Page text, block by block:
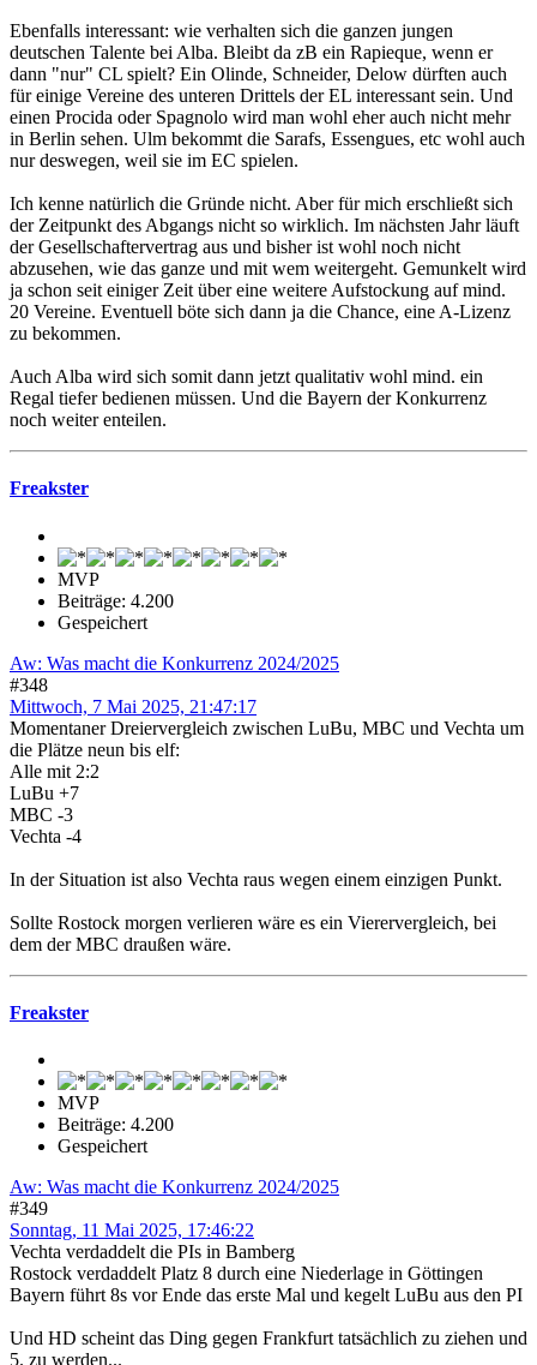
Ebenfalls interessant: wie verhalten sich die ganzen jungen
deutschen Talente bei Alba. Bleibt da zB ein Rapieque, wenn er
dann "nur" CL spielt? Ein Olinde, Schneider, Delow dürften auch
für einige Vereine des unteren Drittels der EL interessant sein. Und
einen Procida oder Spagnolo wird man wohl eher auch nicht mehr
in Berlin sehen. Ulm bekommt die Sarafs, Essengues, etc wohl auch
nur deswegen, weil sie im EC spielen.
Ich kenne natürlich die Gründe nicht. Aber für mich erschließt sich
der Zeitpunkt des Abgangs nicht so wirklich. Im nächsten Jahr läuft
der Gesellschaftervertrag aus und bisher ist wohl noch nicht
abzusehen, wie das ganze und mit wem weitergeht. Gemunkelt wird
ja schon seit einiger Zeit über eine weitere Aufstockung auf mind.
20 Vereine. Eventuell böte sich dann ja die Chance, eine A-Lizenz
zu bekommen.
Auch Alba wird sich somit dann jetzt qualitativ wohl mind. ein
Regal tiefer bedienen müssen. Und die Bayern der Konkurrenz
noch weiter enteilen.
Freakster
MVP
Beiträge: 4.200
Gespeichert
Aw: Was macht die Konkurrenz 2024/2025
#348
Mittwoch, 7 Mai 2025, 21:47:17
Momentaner Dreiervergleich zwischen LuBu, MBC und Vechta um
die Plätze neun bis elf:
Alle mit 2:2
LuBu +7
MBC -3
Vechta -4
In der Situation ist also Vechta raus wegen einem einzigen Punkt.
Sollte Rostock morgen verlieren wäre es ein Vierervergleich, bei
dem der MBC draußen wäre.
Freakster
MVP
Beiträge: 4.200
Gespeichert
Aw: Was macht die Konkurrenz 2024/2025
#349
Sonntag, 11 Mai 2025, 17:46:22
Vechta verdaddelt die PIs in Bamberg
Rostock verdaddelt Platz 8 durch eine Niederlage in Göttingen
Bayern führt 8s vor Ende das erste Mal und kegelt LuBu aus den PI
Und HD scheint das Ding gegen Frankfurt tatsächlich zu ziehen und
5. zu werden...